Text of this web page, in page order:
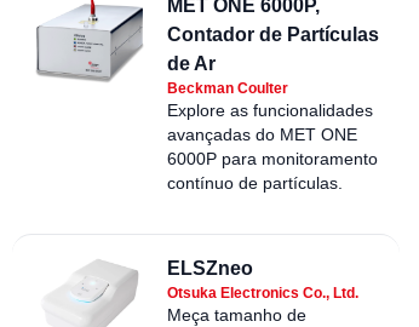
MET ONE 6000P,
Contador de Partículas
de Ar
Beckman Coulter
Explore as funcionalidades
avançadas do MET ONE
6000P para monitoramento
contínuo de partículas.
ELSZneo
Otsuka Electronics Co., Ltd.
Meça tamanho de